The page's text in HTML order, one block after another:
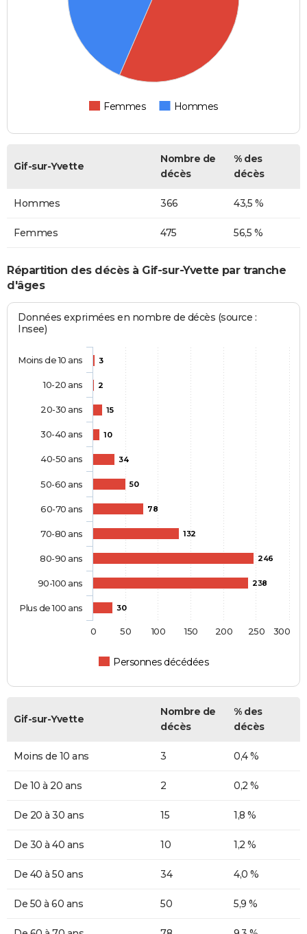
Femmes Hommes
Gif-sur-Yvette
Nombre de
décès
% des
décès
Hommes 366 43,5 %
Femmes 475 56,5 %
Répartition des décès à Gif-sur-Yvette par tranche
d'âges
Données exprimées en nombre de décès (source :
Insee)
3
2
15
10
34
50
78
132
246
238
30
Personnes décédées
Moins de 10 ans
10-20 ans
20-30 ans
30-40 ans
40-50 ans
50-60 ans
60-70 ans
70-80 ans
80-90 ans
90-100 ans
Plus de 100 ans
0 50 100 150 200 250 300
Gif-sur-Yvette
Nombre de
décès
% des
décès
Moins de 10 ans 3 0,4 %
De 10 à 20 ans 2 0,2 %
De 20 à 30 ans 15 1,8 %
De 30 à 40 ans 10 1,2 %
De 40 à 50 ans 34 4,0 %
De 50 à 60 ans 50 5,9 %